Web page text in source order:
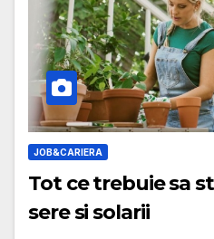
JOB&CARIERA
Tot ce trebuie sa
sere si solarii